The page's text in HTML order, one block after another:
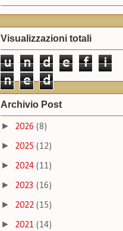
Visualizzazioni totali
u n d e f
i
n
e d
Archivio Post
► 2026 (8)
► 2025 (12)
► 2024 (11)
► 2023 (16)
► 2022 (15)
► 2021 (14)